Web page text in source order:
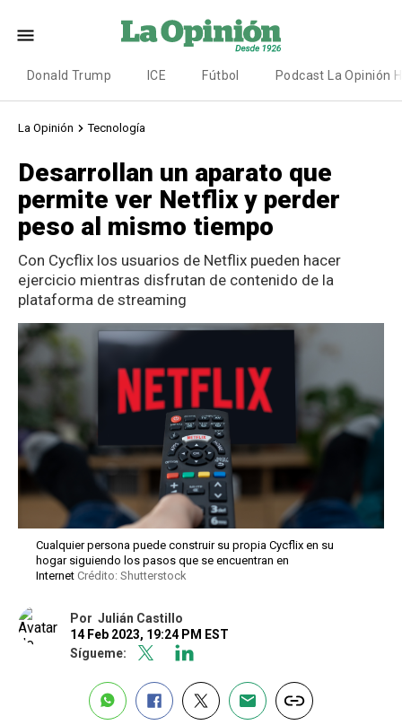
Donald Trump ICE Fútbol Podcast La Opinión
La Opinión Tecnología
Desarrollan un aparato que
permite ver Netflix y perder
peso al mismo tiempo
Con Cycflix los usuarios de Netflix pueden hacer
ejercicio mientras disfrutan de contenido de la
plataforma de streaming
Cualquier persona puede construir su propia Cycflix en su
hogar siguiendo los pasos que se encuentran en
Internet Crédito: Shutterstock
Por Julián Castillo
14 Feb 2023, 19:24 PM EST
Sígueme: